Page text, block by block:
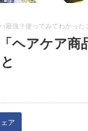
最強？使ってみてわかった
ヘアケア商
ア